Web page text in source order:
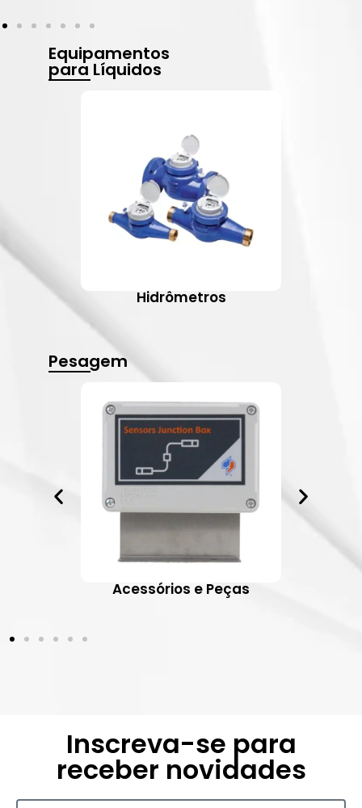
Equipamentos
para Líquidos
Hidrômetros
Pesagem
Acessórios e Peças
Inscreva-se para
receber novidades